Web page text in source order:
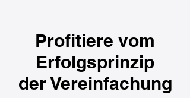
Profitiere vom
Erfolgsprinzip
der Vereinfachung